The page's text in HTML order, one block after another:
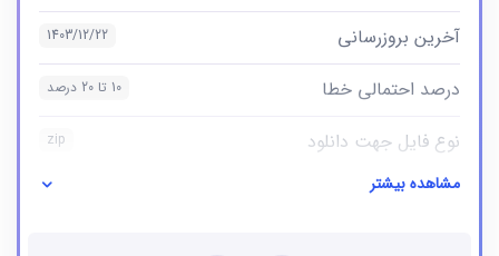
آخرین بروزرسانی 1403/12/22
درصد احتمالی خطا 10 تا 20 درصد
نوع فایل جهت دانلود zip
نوع فایل بانک شماره موبایل مشاهده بیشتر